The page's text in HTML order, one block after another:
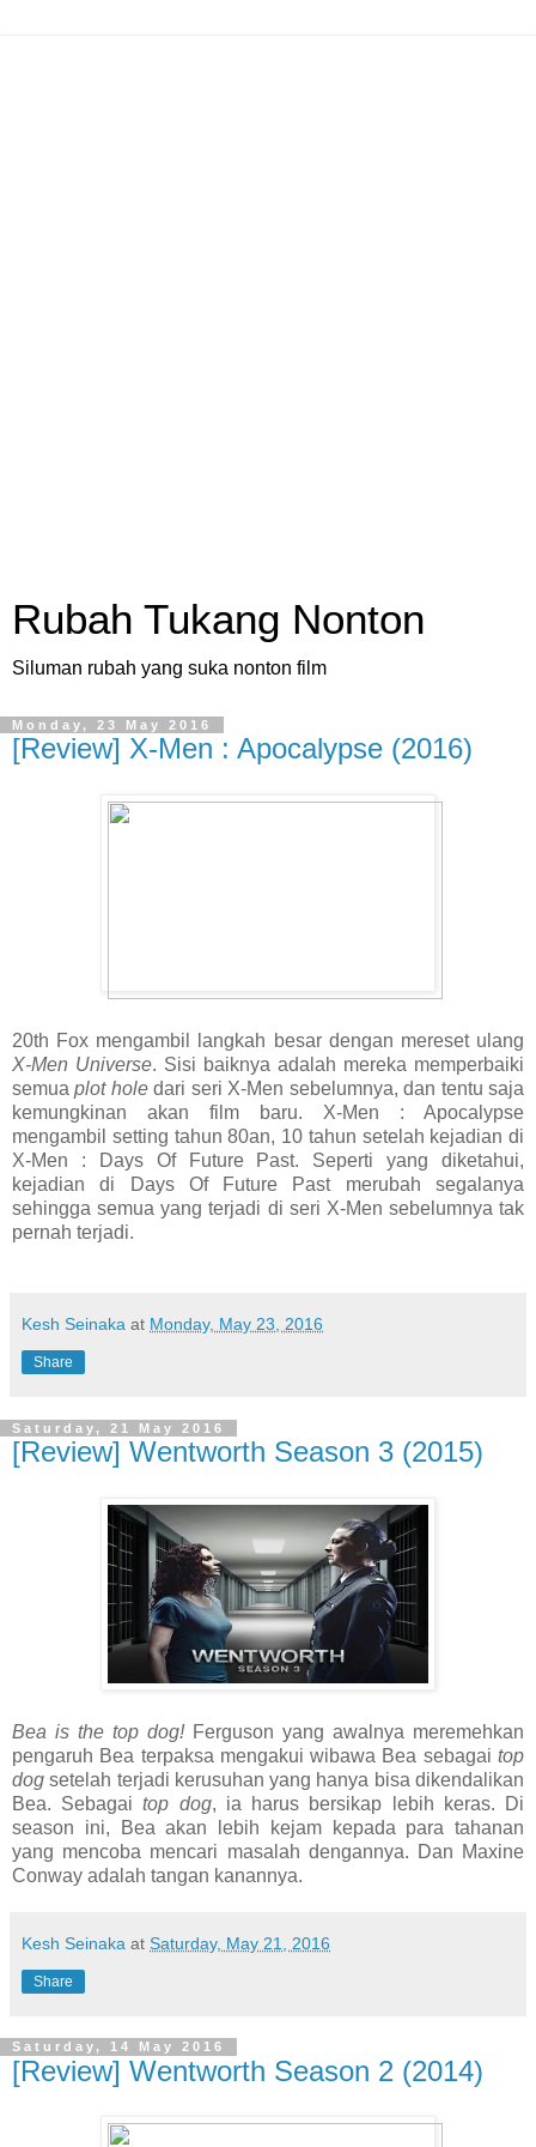
Rubah Tukang Nonton
Siluman rubah yang suka nonton film
Monday, 23 May 2016
[Review] X-Men : Apocalypse (2016)
20th Fox mengambil langkah besar dengan mereset ulang
X-Men Universe. Sisi baiknya adalah mereka memperbaiki
semuaplot holedari seri X-Men sebelumnya, dan tentu saja
kemungkinan akan film baru. X-Men : Apocalypse
mengambil setting tahun 80an, 10 tahun setelah kejadian di
X-Men : Days Of Future Past. Seperti yang diketahui,
kejadian di Days Of Future Past merubah segalanya
sehingga semua yang terjadi di seri X-Men sebelumnya tak
pernah terjadi.
Kesh Seinaka at Monday, May 23, 2016
Share
Saturday, 21 May 2016
[Review] Wentworth Season 3 (2015)
Bea is the top dog! Ferguson yang awalnya meremehkan
pengaruh Bea terpaksa mengakui wibawa Bea sebagai top
dog setelah terjadi kerusuhan yang hanya bisa dikendalikan
Bea. Sebagaitop dog, ia harus bersikap lebih keras. Di
season ini, Bea akan lebih kejam kepada para tahanan
yang mencoba mencari masalah dengannya. Dan Maxine
Conway adalah tangan kanannya.
Kesh Seinaka at Saturday, May 21, 2016
Share
Saturday, 14 May 2016
[Review] Wentworth Season 2 (2014)